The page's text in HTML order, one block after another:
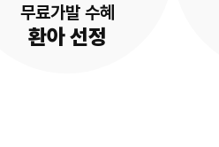
무료가발 수혜
환아 선정